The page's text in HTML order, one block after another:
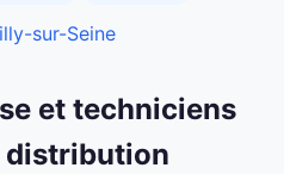
sur-Seine
et techniciens
distribution